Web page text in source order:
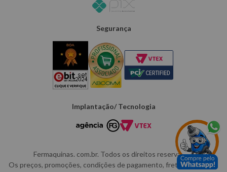
Segurança
Implantação/ Tecnologia
Fermaquinas. com.br. Todos os direitos reservados.
Os preços, promoções, condições de pagamento, frete e produtos